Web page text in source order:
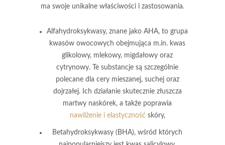
ma swoje unikalne właściwości i zastosowania.
Alfahydroksykwasy, znane jako AHA, to grupa
kwasów owocowych obejmująca m.in. kwas
glikolowy, mlekowy, migdałowy oraz
cytrynowy. Te substancje są szczególnie
polecane dla cery mieszanej, suchej oraz
dojrzałej. Ich działanie skutecznie złuszcza
martwy naskórek, a także poprawia
nawilżenie i elastyczność skóry,
Betahydroksykwasy (BHA), wśród których